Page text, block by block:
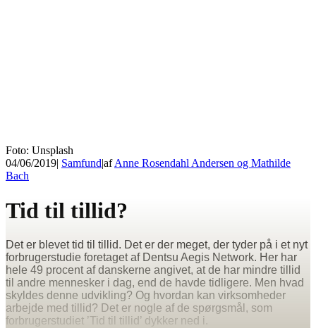
Foto: Unsplash
04/06/2019| Samfund|afAnne Rosendahl Andersen og Mathilde
Bach
Tid til tillid?
Det er blevet tid til tillid. Det er der meget, der tyder på i et nyt
forbrugerstudie foretaget af Dentsu Aegis Network. Her har
hele 49 procent af danskerne angivet, at de har mindre tillid
til andre mennesker i dag, end de havde tidligere. Men hvad
skyldes denne udvikling? Og hvordan kan virksomheder
arbejde med tillid? Det er nogle af de spørgsmål, som
forbrugerstudiet ’Tid til tillid’ dykker ned i.